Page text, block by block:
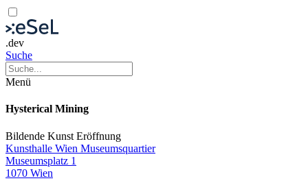
.dev
Suche
Menü
Hysterical Mining
Bildende Kunst Eröffnung
Kunsthalle Wien Museumsquartier
Museumsplatz 1
1070 Wien